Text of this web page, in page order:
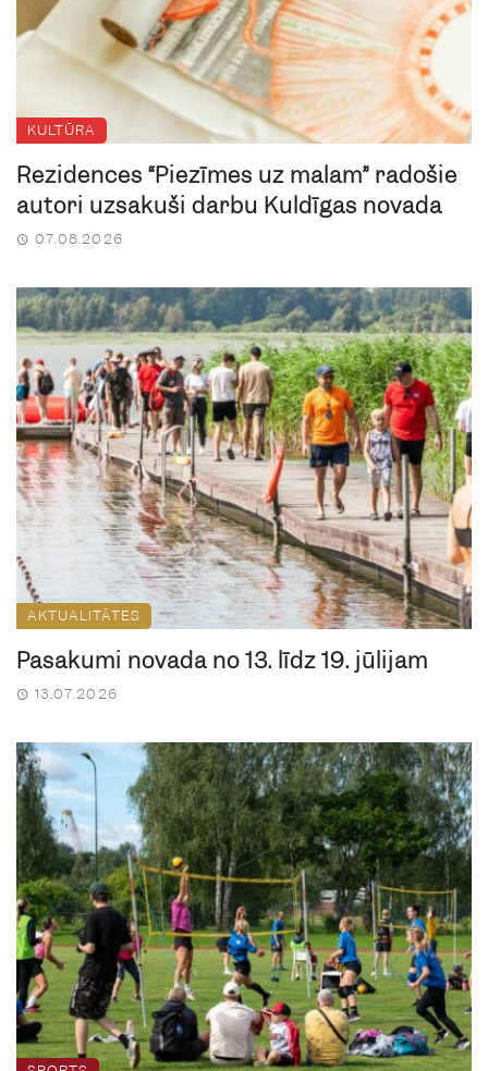
KULTŪRA
Rezidences “Piezīmes uz malām” radošie
autori uzsākuši darbu Kuldīgas novadā
07.08.2026
AKTUALITĀTES
Pasākumi novadā no 13. līdz 19. jūlijam
13.07.2026